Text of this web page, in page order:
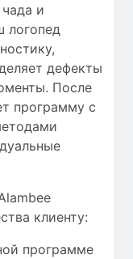
чада и
логопед
,
дефекты
. После
программу с
клиенту:
программе